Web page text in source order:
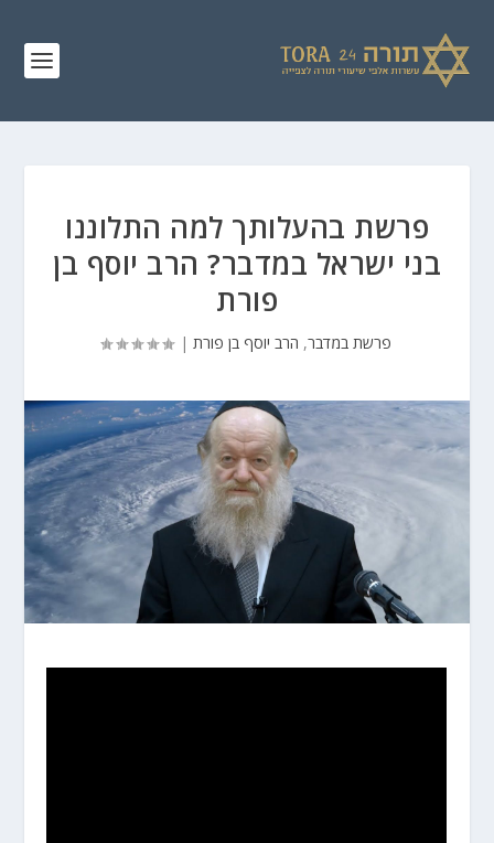
פרשת בהעלותך למה התלוננו
בני ישראל במדבר? הרב יוסף בן
פורת
פרשת במדבר, הרב יוסף בן פורת |